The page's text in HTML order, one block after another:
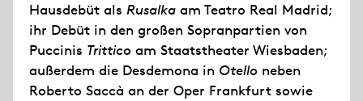
Hausdebüt als Rusalka am Teatro Real Madrid;
ihr Debüt in den großen Sopranpartien von
Puccinis Trittico am Staatstheater Wiesbaden;
außerdem die Desdemona in Otello neben
Roberto Saccà an der Oper Frankfurt sowie